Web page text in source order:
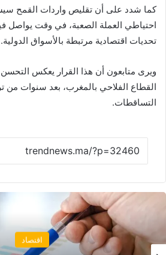
كما شدد على أن تقليص واردات القمح
احتياطي العملة الصعبة، في وقت يواصل
تحديات اقتصادية مرتبطة بالأسواق الدولية.
ويرى متابعون أن هذا القرار يعكس
القطاع الفلاحي بالمغرب، بعد سنوات من
التساقطات.
اقتصاد